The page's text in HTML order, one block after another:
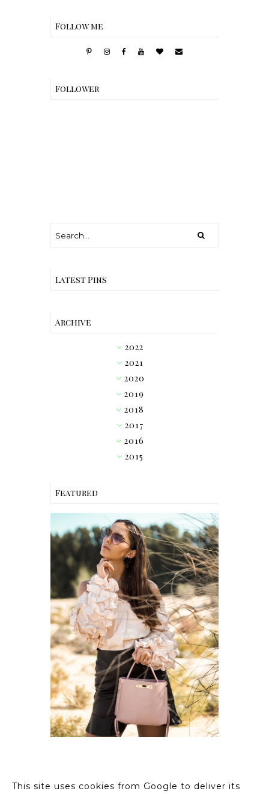
Follow me
Follower
Latest Pins
Archive
►2022
►2021
►2020
►2019
►2018
►2017
►2016
▼2015
Featured
OUTFIT // PINK RUFFLE
BLOUSE W/ HEART
SUNGLASSES
This site uses cookies from Google to deliver its